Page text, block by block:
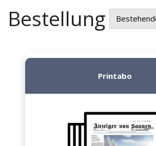
Bestellung
Printabo